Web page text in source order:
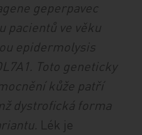
geperpavec
pacientů ve věku
epidermolysis
Toto geneticky
kůže patří
dystrofická forma
Lék je